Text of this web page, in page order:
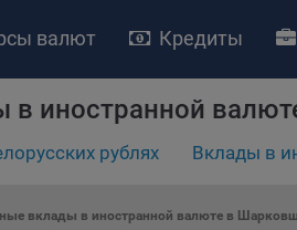
уделяет особое внимание
Утверждение положения о
валют Кредиты
в иностранной
рублях Вклады в
вклады в иностранной валюте в